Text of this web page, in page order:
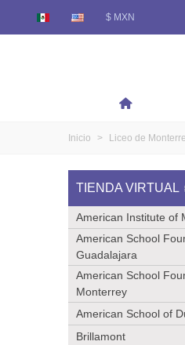
$ MXN
Inicio > Liceo de
TIENDA VIRTUAL
American Institute of
American School
Guadalajara
American School
Monterrey
American School of
Brillamont